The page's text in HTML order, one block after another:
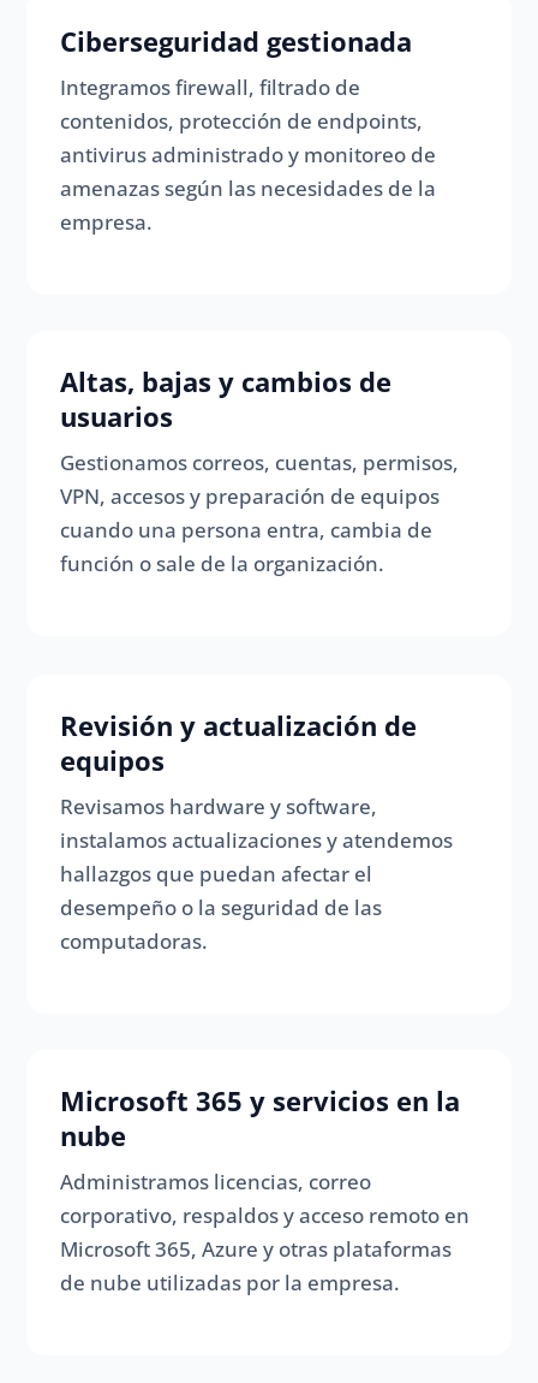
Ciberseguridad gestionada
Integramos firewall, filtrado de
contenidos, protección de endpoints,
antivirus administrado y monitoreo de
amenazas según las necesidades de la
empresa.
Altas, bajas y cambios de
usuarios
Gestionamos correos, cuentas, permisos,
VPN, accesos y preparación de equipos
cuando una persona entra, cambia de
función o sale de la organización.
Revisión y actualización de
equipos
Revisamos hardware y software,
instalamos actualizaciones y atendemos
hallazgos que puedan afectar el
desempeño o la seguridad de las
computadoras.
Microsoft 365 y servicios en la
nube
Administramos licencias, correo
corporativo, respaldos y acceso remoto en
Microsoft 365, Azure y otras plataformas
de nube utilizadas por la empresa.